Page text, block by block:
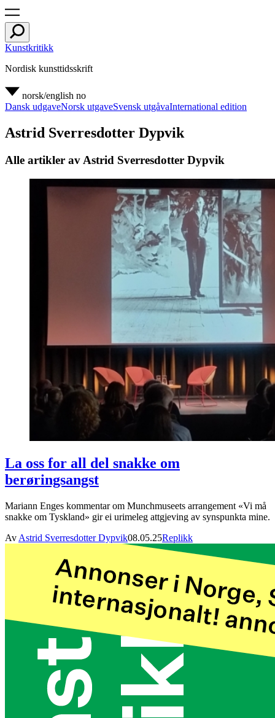
Kunstkritikk
Nordisk kunsttidsskrift
norsk/english no
Dansk udgaveNorsk utgaveSvensk utgåvaInternational edition
Astrid Sverresdotter Dypvik
Alle artikler av Astrid Sverresdotter Dypvik
La oss for all del snakke om
berøringsangst
Mariann Enges kommentar om Munchmuseets arrangement «Vi må
snakke om Tyskland» gir ei urimeleg attgjeving av synspunkta mine.
Av Astrid Sverresdotter Dypvik08.05.25Replikk